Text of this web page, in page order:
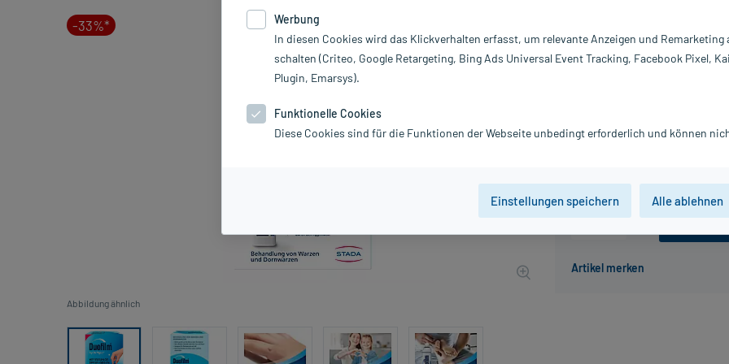
-33%*
Abbildung ähnlich
inkl. MwSt. zzgl. Versandkosten
PZN:
Hersteller:
Werbung
In diesen Cookies wird das Klickverhalten erfasst, um relevante Anzeigen und Remarketing
schalten (Criteo, Google Retargeting, Bing Ads Universal Event Tracking, Facebook Pixel,
Plugin, Emarsys).
Funktionelle Cookies
Diese Cookies sind für die Funktionen der Webseite unbedingt erforderlich und können
Einstellungen speichern Alle ablehnen